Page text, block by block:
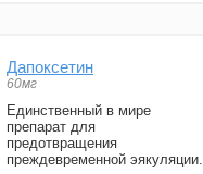
Дапоксетин
60мг
Единственный в мире
препарат для
предотвращения
преждевременной эякуляции.